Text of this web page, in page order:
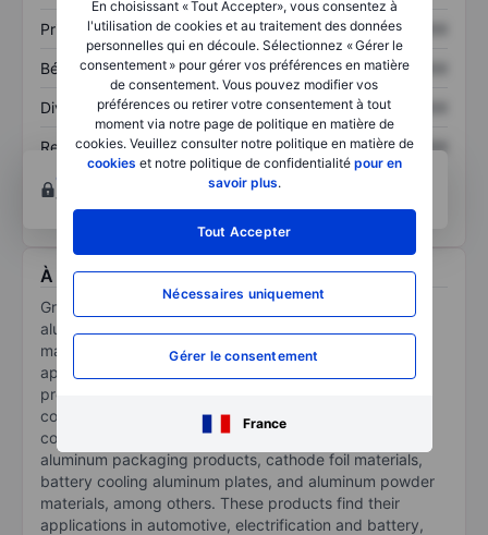
En choisissant « Tout Accepter», vous consentez à
l'utilisation de cookies et au traitement des données
personnelles qui en découle. Sélectionnez « Gérer le
consentement » pour gérer vos préférences en matière
de consentement. Vous pouvez modifier vos
préférences ou retirer votre consentement à tout
moment via notre page de politique en matière de
cookies. Veuillez consulter notre politique en matière de
cookies et notre politique de confidentialité pour en
savoir plus.
Tout Accepter
Nécessaires uniquement
Gérer le consentement
France
Prix / ventes XXXXXXX XXXXXXX
Bénéfice par action XXXXXXX XXXXXXX
Dividende par action XXXXXXX XXXXXXX
Rendement des
capitaux propres
XXXXXXX
XXXXXXX
Ouvrir un compte
pour accéder à d’autres outils
techniques et d’analyses.
À propos Gränges AB
Granges AB is a Sweden-based supplier of rolled
aluminum products for original equipment
manufacturers. It offers products in heat exchanger
applications, specialty packaging, and new rolled
product niches. Some of the products offered by the
company include clad tubes, mechanically bonded
copper tubes, brazed aluminum heat exchangers,
aluminum packaging products, cathode foil materials,
battery cooling aluminum plates, and aluminum powder
materials, among others. These products find their
applications in automotive, electrification and battery,